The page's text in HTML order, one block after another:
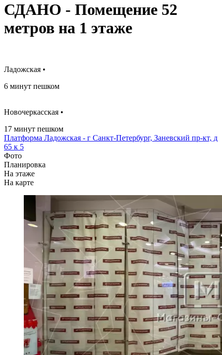
СДАНО - Помещение 52
метров на 1 этаже
Ладожская •
6 минут пешком
Новочеркасская •
17 минут пешком
Платформа Ладожская - г Санкт-Петербург, Заневский пр-кт, д
65 к 5
Фото
Планировка
На этаже
На карте